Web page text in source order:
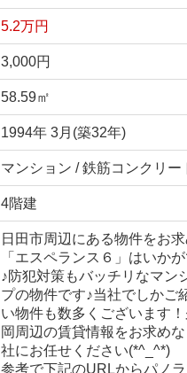
5.2万円
3,000円
58.59㎡
1994年 3月(築32年)
マンション / 鉄筋コンクリー
4階建
日田市周辺にある物件をお
「エスペランス６」はいか
♪防犯対策もバッチリなマン
プの物件です♪当社でしかご
い物件も数多くございます
岡周辺の賃貸情報をお求め
社にお任せください(*^_^*)
参考で下記のURLからパノ